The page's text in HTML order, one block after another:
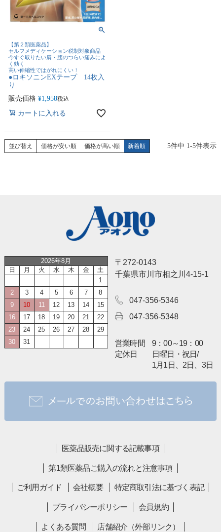
【第２類医薬品】
セルフメディケーション税制対象商品
今すぐ取りたい肩・腰のつらい痛みによ
く効く
高い伸縮性ではがれにくい！
●ロキソニンEXテープ 14枚入
り
販売価格 ¥1,958税込
カートに入れる
並び替え 価格が安い順 価格が高い順 新着順 5件中 1-5件表示
2026年8月
日
月 火 水 木 金
土
1
2
3 4 5 6 7
8
9
10 11 12 13 14
15
16
17 18 19 20 21
22
23
24 25 26 27 28
29
30
31
〒272-0143
千葉県市川市相之川4-15-1
047-356-5346
047-356-5348
営業時間
9：00～19：00
定休日
日曜日・祝日/
1月1日、2日、3日
医薬品販売に関する記載事項
第1類医薬品ご購入の流れと注意事項
ご利用ガイド 会社概要 特定商取引法に基づく表記
プライバシーポリシー 会員規約
よくある質問 店舗紹介（外部リンク）